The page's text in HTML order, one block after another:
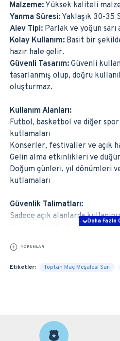
Malzeme: Yüksek kaliteli
Yanma Süresi: Yaklaşık 30-35
Alev Tipi: Parlak ve yoğun sarı
Kolay Kullanım: Basit bir
hazır hale gelir.
Güvenli Tasarım: Güvenli
tasarlanmış olup, doğru
oluşturmaz.
Kullanım Alanları:
Futbol, basketbol ve diğer
kutlamaları
Konserler, festivaller ve açık
Gelin alma etkinlikleri ve
Doğum günleri, yıl dönümleri
kutlamaları
Güvenlik Talimatları:
Sadece açık alanlarda
Yanıcı maddelerden uzak
Kullanım sırasında koruyucu
önerilir.
sipariş vermek için hemen
YORUMLAR
Etiketler: Toptan Maç Meşalesi Sarı